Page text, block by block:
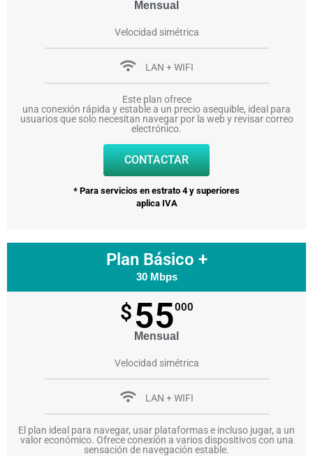
Mensual
Velocidad simétrica
LAN + WIFI
Este plan ofrece
una conexión rápida y estable a un precio asequible, ideal para
usuarios que solo necesitan navegar por la web y revisar correo
electrónico.
CONTACTAR
* Para servicios en estrato 4 y superiores
aplica IVA
Plan Básico +
30 Mbps
$55000
Mensual
Velocidad simétrica
LAN + WIFI
El plan ideal para navegar, usar plataformas e incluso jugar, a un
valor económico. Ofrece conexión a varios dispositivos con una
sensación de navegación estable.